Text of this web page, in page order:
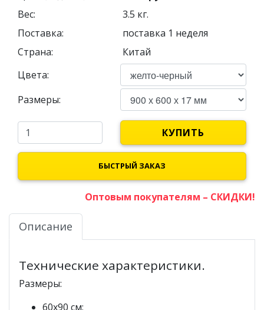
Вес:
3.5 кг.
Поставка:
поставка 1 неделя
Страна:
Китай
Цвета:
Размеры:
КУПИТЬ
БЫСТРЫЙ ЗАКАЗ
Оптовым покупателям – СКИДКИ!
Описание
Технические характеристики.
Размеры:
60х90 см;